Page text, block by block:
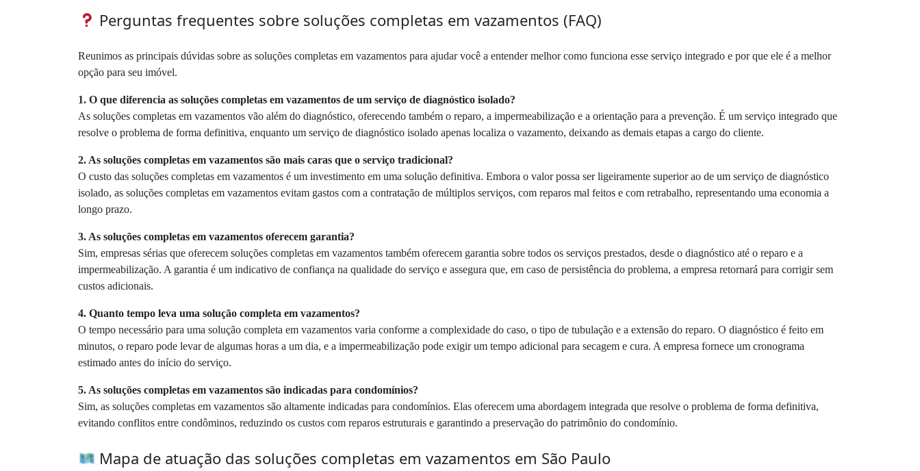
Perguntas frequentes sobre soluções completas em vazamentos (FAQ)
Reunimos as principais dúvidas sobre as soluções completas em vazamentos para ajudar você a entender melhor como funciona esse serviço integrado e por que ele é a melhor
opção para seu imóvel.
1. O que diferencia as soluções completas em vazamentos de um serviço de diagnóstico isolado?
As soluções completas em vazamentos vão além do diagnóstico, oferecendo também o reparo, a impermeabilização e a orientação para a prevenção. É um serviço integrado que
resolve o problema de forma definitiva, enquanto um serviço de diagnóstico isolado apenas localiza o vazamento, deixando as demais etapas a cargo do cliente.
2. As soluções completas em vazamentos são mais caras que o serviço tradicional?
O custo das soluções completas em vazamentos é um investimento em uma solução definitiva. Embora o valor possa ser ligeiramente superior ao de um serviço de diagnóstico
isolado, as soluções completas em vazamentos evitam gastos com a contratação de múltiplos serviços, com reparos mal feitos e com retrabalho, representando uma economia a
longo prazo.
3. As soluções completas em vazamentos oferecem garantia?
Sim, empresas sérias que oferecem soluções completas em vazamentos também oferecem garantia sobre todos os serviços prestados, desde o diagnóstico até o reparo e a
impermeabilização. A garantia é um indicativo de confiança na qualidade do serviço e assegura que, em caso de persistência do problema, a empresa retornará para corrigir sem
custos adicionais.
4. Quanto tempo leva uma solução completa em vazamentos?
O tempo necessário para uma solução completa em vazamentos varia conforme a complexidade do caso, o tipo de tubulação e a extensão do reparo. O diagnóstico é feito em
minutos, o reparo pode levar de algumas horas a um dia, e a impermeabilização pode exigir um tempo adicional para secagem e cura. A empresa fornece um cronograma
estimado antes do início do serviço.
5. As soluções completas em vazamentos são indicadas para condomínios?
Sim, as soluções completas em vazamentos são altamente indicadas para condomínios. Elas oferecem uma abordagem integrada que resolve o problema de forma definitiva,
evitando conflitos entre condôminos, reduzindo os custos com reparos estruturais e garantindo a preservação do patrimônio do condomínio.
Mapa de atuação das soluções completas em vazamentos em São Paulo